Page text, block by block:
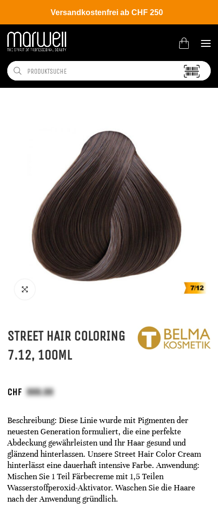
Versandkostenfrei ab CHF 250
Shop Brands Belma Kosmetik
STREET HAIR COLORING
7.12, 100ML
CHF
Beschreibung: Diese Linie wurde mit Pigmenten der
neuesten Generation formuliert, die eine perfekte
Abdeckung gewährleisten und Ihr Haar gesund und
glänzend hinterlassen. Unsere Street Hair Color Cream
hinterlässt eine dauerhaft intensive Farbe. Anwendung:
Mischen Sie 1 Teil Färbecreme mit 1,5 Teilen
Wasserstoffperoxid-Aktivator. Waschen Sie die Haare
nach der Anwendung gründlich.